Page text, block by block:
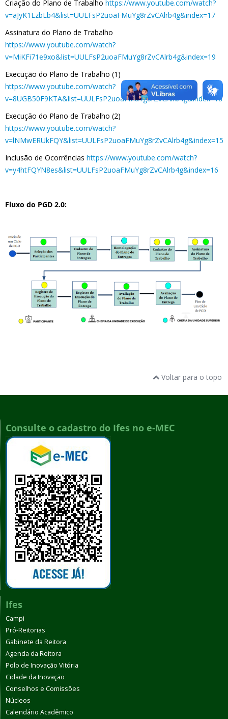
Criação do Plano de Trabalho https://www.youtube.com/watch?
v=aJyK1LzbLb4&list=UULFsP2uoaFMuYg8rZvCAlrb4g&index=17
Assinatura do Plano de Trabalho
https://www.youtube.com/watch?
v=MiKFi71e9xo&list=UULFsP2uoaFMuYg8rZvCAlrb4g&index=19
Execução do Plano de Trabalho (1)
https://www.youtube.com/watch?
v=8UGB50F9KTA&list=UULFsP2uoaFMuYg8rZvCAlrb4g&index=18
Execução do Plano de Trabalho (2)
https://www.youtube.com/watch?
v=lNMwERUkFQY&list=UULFsP2uoaFMuYg8rZvCAlrb4g&index=15
Inclusão de Ocorrências https://www.youtube.com/watch?
v=y4htFQYN8es&list=UULFsP2uoaFMuYg8rZvCAlrb4g&index=16
Fluxo do PGD 2.0:
Voltar para o topo
Consulte o cadastro do Ifes no e-MEC
Ifes
Campi
Pró-Reitorias
Gabinete da Reitora
Agenda da Reitora
Polo de Inovação Vitória
Cidade da Inovação
Conselhos e Comissões
Núcleos
Calendário Acadêmico